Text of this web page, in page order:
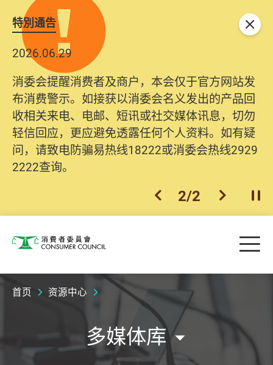
特別通告
2026.06.29
消委会提醒消费者及商户，本会仅于官方网站发
布消费警示。如接获以消委会名义发出的产品回
收相关来电、电邮、短讯或社交媒体讯息，切勿
轻信回应，更应避免透露任何个人资料。如有疑
问，请致电防骗易热线18222或消委会热线2929
2222查询。
2025.10.31
为提升使用者体验及网络安全，本会的投诉处理
系统已经进行升级及推出新功能。由2025年11月
10日起，消费者需要提供基本联络资料（包括姓
名、电邮及电话）注册帐户，才可提交投诉、查
询及建议。所有提交纪录将清晰整合于帐户中，
方便日后作出跟进。
上一个
2/2 下一个开
关闭
消费者委员会 目
首页 资源中心
多媒体库